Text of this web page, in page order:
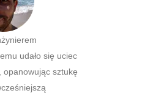
udało się uciec
opanowując sztukę